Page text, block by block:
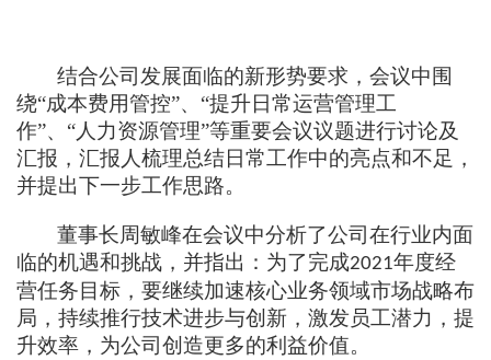
结合公司发展面临的新形势要求， 会议中围
绕“成本费用管控”、“提升日常运营管理工
作”、“人力资源管理”等重要会议议题进行讨论及
汇报，汇报人梳理总结日常工作中的亮点和不足，
并提出下一步工作思路。
董事长周敏峰在会议中分析了公司在行业内面
临的机遇和挑战 ， 并指出： 为了完成2021年度经
营任务目标 ， 要继续加速核心业务领域市场战略布
局，持续推行技术进步与创新，激发员工潜力，提
升效率，为公司创造更多的利益价值。